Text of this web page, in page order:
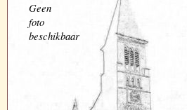
Geen
foto
beschikbaar